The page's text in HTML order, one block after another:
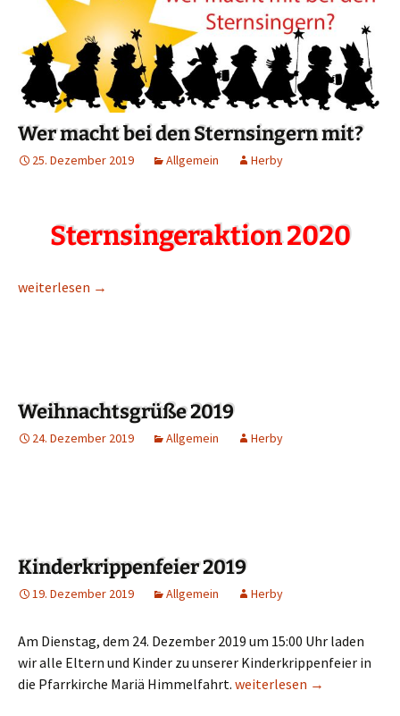
Wer macht bei den Sternsingern mit?
25. Dezember 2019 Allgemein Herby
Sternsingeraktion 2020
Wer macht bei den Sternsingern mit?
weiterlesen →
Weihnachtsgrüße 2019
24. Dezember 2019 Allgemein Herby
Kinderkrippenfeier 2019
19. Dezember 2019 Allgemein Herby
Am Dienstag, dem 24. Dezember 2019 um 15:00 Uhr laden
wir alle Eltern und Kinder zu unserer Kinderkrippenfeier in
die Pfarrkirche Mariä Himmelfahrt. Kinderkrippenfeier 2019
weiterlesen →